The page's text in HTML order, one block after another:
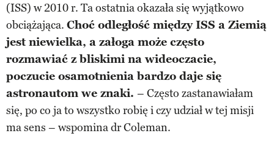
(ISS) w 2010 r. Ta ostatnia okazała się wyjątkowo
obciążająca. Choć odległość między ISS a Ziemią
jest niewielka, a załoga może często
rozmawiać z bliskimi na wideoczacie,
poczucie osamotnienia bardzo daje się
astronautom we znaki. – Często zastanawiałam
się, po co ja to wszystko robię i czy udział w tej misji
ma sens – wspomina dr Coleman.